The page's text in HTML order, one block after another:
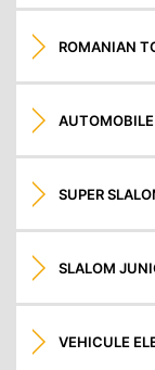
ROMANIAN
SUPER
SLALOM
VEHICULE